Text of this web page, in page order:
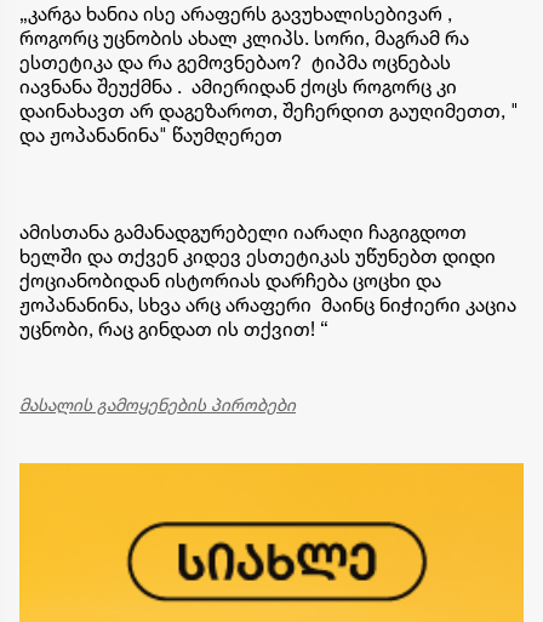
„კარგა ხანია ისე არაფერს გავუხალისებივარ ,
როგორც უცნობის ახალ კლიპს. სორი, მაგრამ რა
ესთეტიკა და რა გემოვნებაო? ტიპმა ოცნებას
იავნანა შეუქმნა . ამიერიდან ქოცს როგორც კი
დაინახავთ არ დაგეზაროთ, შეჩერდით გაუღიმეთთ, "
და ჟოპანანინა" წაუმღერეთ
ამისთანა გამანადგურებელი იარაღი ჩაგიგდოთ
ხელში და თქვენ კიდევ ესთეტიკას უწუნებთ დიდი
ქოციანობიდან ისტორიას დარჩება ცოცხი და
ჟოპანანინა, სხვა არც არაფერი მაინც ნიჭიერი კაცია
უცნობი, რაც გინდათ ის თქვით! “
მასალის გამოყენების პირობები